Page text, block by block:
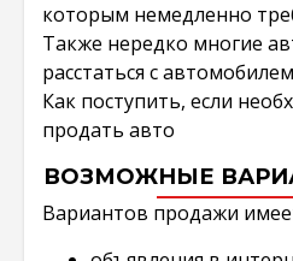
которым немедленно
Также нередко многие
расстаться с
Как поступить, если
продать авто
ВОЗМОЖНЫЕ
Вариантов продажи